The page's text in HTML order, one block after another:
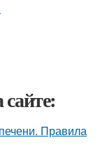
Правила